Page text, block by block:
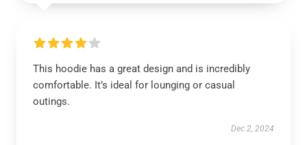
This hoodie has a great design and is incredibly
comfortable. It’s ideal for lounging or casual
outings.
Dec 2, 2024